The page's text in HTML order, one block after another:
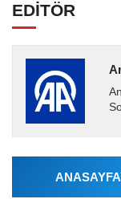
EDİTÖR